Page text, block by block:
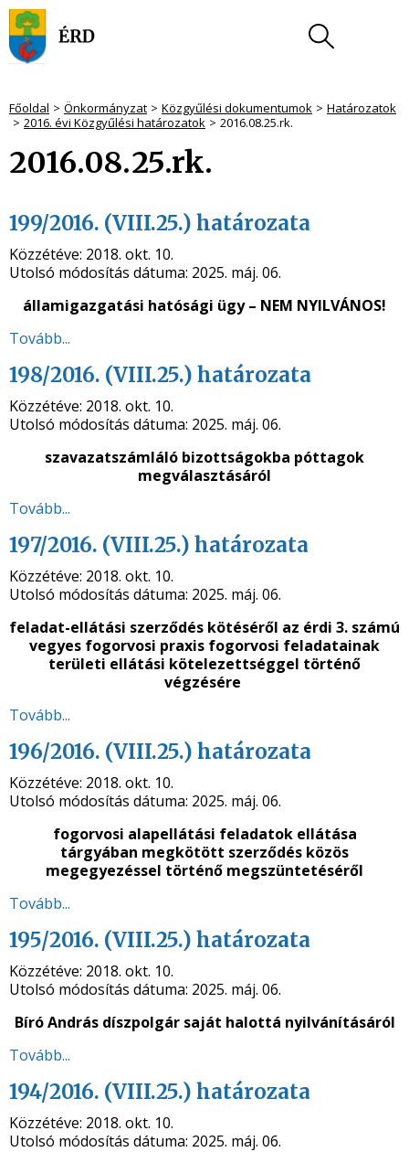
Főoldal Önkormányzat Közgyűlési dokumentumok
Határozatok
2016. évi Közgyűlési határozatok
2016.08.25.rk.
2016.08.25.rk.
199/2016. (VIII.25.) határozata
Közzétéve: 2018. okt. 10.
Utolsó módosítás dátuma: 2025. máj. 06.
államigazgatási hatósági ügy – NEM NYILVÁNOS!
Tovább...
198/2016. (VIII.25.) határozata
Közzétéve: 2018. okt. 10.
Utolsó módosítás dátuma: 2025. máj. 06.
szavazatszámláló bizottságokba póttagok
megválasztásáról
Tovább...
197/2016. (VIII.25.) határozata
Közzétéve: 2018. okt. 10.
Utolsó módosítás dátuma: 2025. máj. 06.
feladat-ellátási szerződés kötéséről az érdi 3. számú
vegyes fogorvosi praxis fogorvosi feladatainak
területi ellátási kötelezettséggel történő
végzésére
Tovább...
196/2016. (VIII.25.) határozata
Közzétéve: 2018. okt. 10.
Utolsó módosítás dátuma: 2025. máj. 06.
fogorvosi alapellátási feladatok ellátása
tárgyában megkötött szerződés közös
megegyezéssel történő megszüntetéséről
Tovább...
195/2016. (VIII.25.) határozata
Közzétéve: 2018. okt. 10.
Utolsó módosítás dátuma: 2025. máj. 06.
Bíró András díszpolgár saját halottá nyilvánításáról
Tovább...
194/2016. (VIII.25.) határozata
Közzétéve: 2018. okt. 10.
Utolsó módosítás dátuma: 2025. máj. 06.